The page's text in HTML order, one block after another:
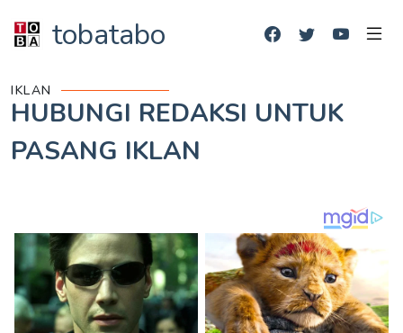
tobatabo
IKLAN
HUBUNGI REDAKSI UNTUK
PASANG IKLAN